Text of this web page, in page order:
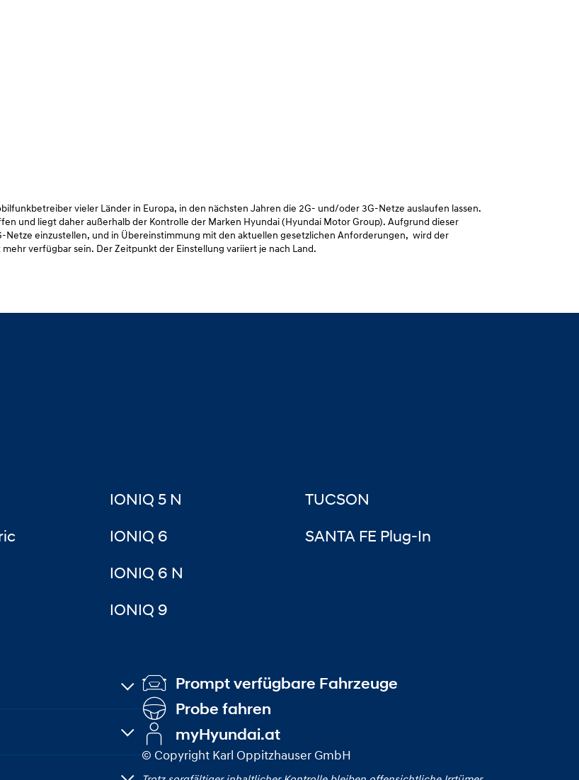
vieler Länder in Europa, in den nächsten Jahren die 2G- und/oder 3G-Netze auslaufen lassen.
und liegt daher außerhalb der Kontrolle der Marken Hyundai (Hyundai Motor Group). Aufgrund dieser
einzustellen, und in Übereinstimmung mit den aktuellen gesetzlichen Anforderungen, wird der
verfügbar sein. Der Zeitpunkt der Einstellung variiert je nach Land.
IONIQ 5 N
IONIQ 6
IONIQ 6 N
IONIQ 9
TUCSON
SANTA FE Plug-In
Prompt verfügbare Fahrzeuge
Probe fahren
myHyundai.at
© Copyright Karl Oppitzhauser GmbH